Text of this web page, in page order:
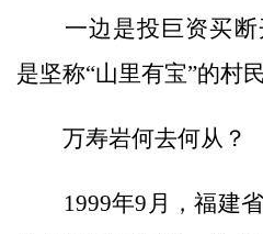
一边是投巨资买断
是坚称“山里有宝”的村
万寿岩何去何从？
1999年9月，福建省